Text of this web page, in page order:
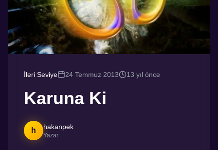
İleri Seviye 24 Temmuz 2013 13 yıl önce
Karuna Ki
h hakanpek
Yazar